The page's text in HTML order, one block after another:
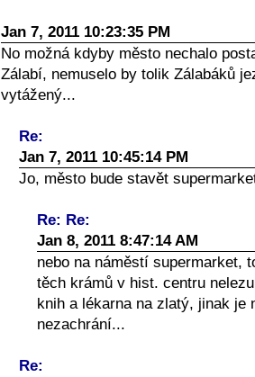
Jan 7, 2011 10:23:35 PM
No možná kdyby město nechalo
Zálabí, nemuselo by tolik Zálabáků
vytážený...
Re:
Jan 7, 2011 10:45:14 PM
Jo, město bude stavět
Re: Re:
Jan 8, 2011 8:47:14 AM
nebo na náměstí supermarket,
těch krámů v hist. centru
knih a lékarna na zlatý, jinak je
nezachrání...
Re: